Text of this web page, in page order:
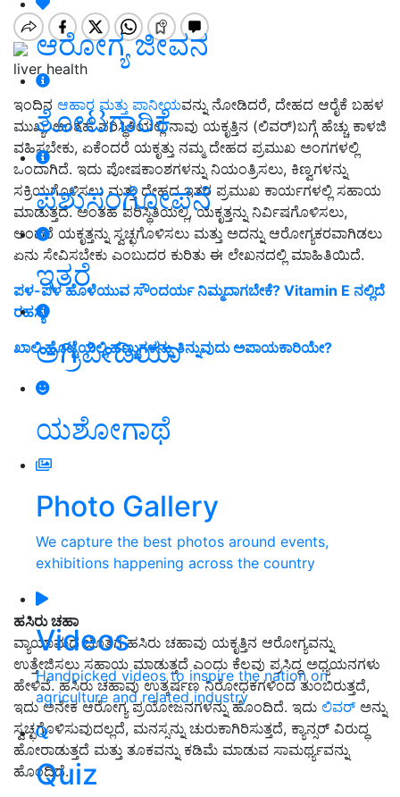
ಆರೋಗ್ಯ ಜೀವನ
ತೋಟಗಾರಿಕೆ
ಪಶುಸಂಗೋಪನೆ
ಇತರೆ
ಅಗ್ರಿಪೀಡಿಯಾ
ಯಶೋಗಾಥೆ
Photo Gallery
We capture the best photos around events,
exhibitions happening across the country
Videos
Handpicked videos to inspire the nation on
agriculture and related industry
Quiz
liver health
ಇಂದಿನ ಆಹಾರ ಮತ್ತು ಪಾನೀಯವನ್ನು ನೋಡಿದರೆ, ದೇಹದ ಆರೈಕೆ ಬಹಳ
ಮುಖ್ಯ, ಅಂತಹ ಪರಿಸ್ಥಿತಿಯಲ್ಲಿ ನಾವು ಯಕೃತ್ತಿನ (ಲಿವರ್)ಬಗ್ಗೆ ಹೆಚ್ಚು ಕಾಳಜಿ
ವಹಿಸಬೇಕು, ಏಕೆಂದರೆ ಯಕೃತ್ತು ನಮ್ಮ ದೇಹದ ಪ್ರಮುಖ ಅಂಗಗಳಲ್ಲಿ
ಒಂದಾಗಿದೆ. ಇದು ಪೋಷಕಾಂಶಗಳನ್ನು ನಿಯಂತ್ರಿಸಲು, ಕಿಣ್ವಗಳನ್ನು
ಸಕ್ರಿಯಗೊಳಿಸಲು ಮತ್ತು ದೇಹದ ಇತರ ಪ್ರಮುಖ ಕಾರ್ಯಗಳಲ್ಲಿ ಸಹಾಯ
ಮಾಡುತ್ತದೆ. ಅಂತಹ ಪರಿಸ್ಥಿತಿಯಲ್ಲಿ, ಯಕೃತ್ತನ್ನು ನಿರ್ವಿಷಗೊಳಿಸಲು,
ಅಂದರೆ ಯಕೃತ್ತನ್ನು ಸ್ವಚ್ಛಗೊಳಿಸಲು ಮತ್ತು ಅದನ್ನು ಆರೋಗ್ಯಕರವಾಗಿಡಲು
ಏನು ಸೇವಿಸಬೇಕು ಎಂಬುದರ ಕುರಿತು ಈ ಲೇಖನದಲ್ಲಿ ಮಾಹಿತಿಯಿದೆ.
ಪಳ-ಪಳ ಹೊಳೆಯುವ ಸೌಂದರ್ಯ ನಿಮ್ಮದಾಗಬೇಕೆ? Vitamin E ನಲ್ಲಿದೆ
ರಹಸ್ಯ.
ಖಾಲಿ ಹೊಟ್ಟೆಯಲ್ಲಿ ಹಣ್ಣುಗಳನ್ನು ತಿನ್ನುವುದು ಅಪಾಯಕಾರಿಯೇ?
ಹಸಿರು ಚಹಾ
ವ್ಯಾಯಾಮದ ಜೊತೆಗೆ ಹಸಿರು ಚಹಾವು ಯಕೃತ್ತಿನ ಆರೋಗ್ಯವನ್ನು
ಉತ್ತೇಜಿಸಲು ಸಹಾಯ ಮಾಡುತ್ತದೆ ಎಂದು ಕೆಲವು ಪ್ರಸಿದ್ಧ ಅಧ್ಯಯನಗಳು
ಹೇಳಿವೆ. ಹಸಿರು ಚಹಾವು ಉತ್ಕರ್ಷಣ ನಿರೋಧಕಗಳಿಂದ ತುಂಬಿರುತ್ತದೆ,
ಇದು ಅನೇಕ ಆರೋಗ್ಯ ಪ್ರಯೋಜನಗಳನ್ನು ಹೊಂದಿದೆ. ಇದು ಲಿವರ್ ಅನ್ನು
ಸ್ವಚ್ಛಗೊಳಿಸುವುದಲ್ಲದೆ, ಮನಸ್ಸನ್ನು ಚುರುಕಾಗಿರಿಸುತ್ತದೆ, ಕ್ಯಾನ್ಸರ್ ವಿರುದ್ಧ
ಹೋರಾಡುತ್ತದೆ ಮತ್ತು ತೂಕವನ್ನು ಕಡಿಮೆ ಮಾಡುವ ಸಾಮರ್ಥ್ಯವನ್ನು
ಹೊಂದಿದೆ.